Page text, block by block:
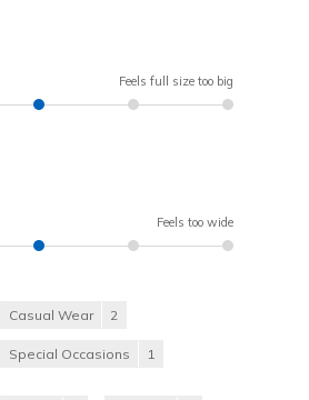
Feels full size too big
Feels too wide
Casual Wear 2
Special Occasions 1